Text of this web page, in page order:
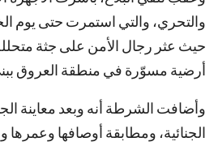
حيث عثر رجال الأمن على جثة
أرضية مسوّرة في منطقة العروق
وأضافت الشرطة أنه وبعد معاينة
الجنائية، ومطابقة أوصافها وعمرها